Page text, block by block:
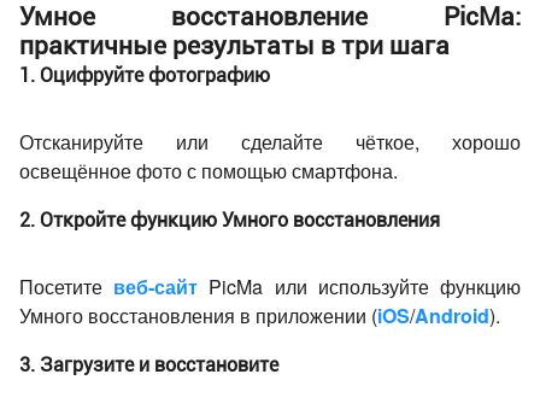
Умное восстановление PicMa:
практичные результаты в три шага
1. Оцифруйте фотографию
Отсканируйте или сделайте чёткое, хорошо
освещённое фото с помощью смартфона.
2. Откройте функцию Умного восстановления
Посетите веб-сайт PicMa или используйте функцию
Умного восстановления в приложении (iOS/Android).
3. Загрузите и восстановите